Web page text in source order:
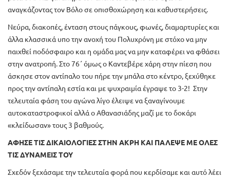
αναγκάζοντας τον Βόλο σε οπισθοχώρηση και καθυστερήσεις.
Νεύρα, διακοπές, ένταση στους πάγκους, φωνές, διαμαρτυρίες και
άλλα κλασσικά υπο την ανοχή του Πολυχρόνη με στόχο να μην
παιχθεί ποδόσφαιρο και η ομάδα μας να μην καταφέρει να φθάσει
στην ανατροπή. Στο 76΄ όμως ο Καντεβέρε χάρη στην πίεση που
άσκησε στον αντίπαλο του πήρε την μπάλα στο κέντρο, ξεχύθηκε
προς την αντίπαλη εστία και με ψυχραιμία έγραψε το 3-2! Στην
τελευταία φάση του αγώνα λίγο έλειψε να ξαναγίνουμε
αυτοκαταστροφικοί αλλά ο Αθανασιάδης μαζί με το δοκάρι
«κλείδωσαν» τους 3 βαθμούς.
ΑΦΗΣΕ ΤΙΣ ΔΙΚΑΙΟΛΟΓΙΕΣ ΣΤΗΝ ΑΚΡΗ ΚΑΙ ΠΑΛΕΨΕ ΜΕ ΟΛΕΣ
ΤΙΣ ΔΥΝΑΜΕΙΣ ΤΟΥ
Σχεδόν ξεχάσαμε την τελευταία φορά που κερδίσαμε και αυτό λέει